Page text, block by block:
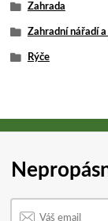
Zahrada
Zahradní nářadí
Rýče